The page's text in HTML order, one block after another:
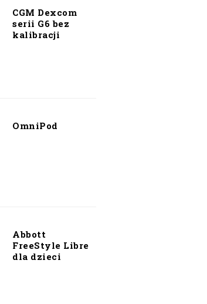
CGM Dexcom
serii G6 bez
kalibracji
OmniPod
Abbott
FreeStyle Libre
dla dzieci